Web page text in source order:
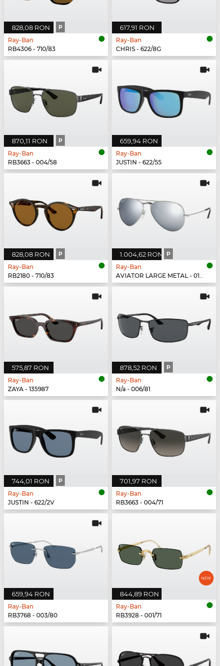
828,08 RON P
Ray-Ban
RB4306 - 710/83
617,91 RON
Ray-Ban
CHRIS - 622/8G
870,11 RON P
Ray-Ban
RB3663 - 004/58
659,94 RON
Ray-Ban
JUSTIN - 622/55
828,08 RON P
Ray-Ban
RB2180 - 710/83
1.004,62 RON P
Ray-Ban
AVIATOR LARGE METAL - 019/W3
575,87 RON
Ray-Ban
ZAYA - 135987
878,52 RON P
Ray-Ban
N/a - 006/81
744,01 RON P
Ray-Ban
JUSTIN - 622/2V
701,97 RON
Ray-Ban
RB3663 - 004/71
659,94 RON
Ray-Ban
RB3768 - 003/80
844,89 RON
Ray-Ban
RB3928 - 001/71